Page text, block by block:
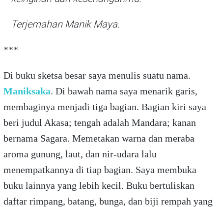
Terjemahan Manik Maya.
***
Di buku sketsa besar saya menulis suatu nama.
Maniksaka. Di bawah nama saya menarik garis,
membaginya menjadi tiga bagian. Bagian kiri saya
beri judul Akasa; tengah adalah Mandara; kanan
bernama Sagara. Memetakan warna dan meraba
aroma gunung, laut, dan nir-udara lalu
menempatkannya di tiap bagian. Saya membuka
buku lainnya yang lebih kecil. Buku bertuliskan
daftar rimpang, batang, bunga, dan biji rempah yang